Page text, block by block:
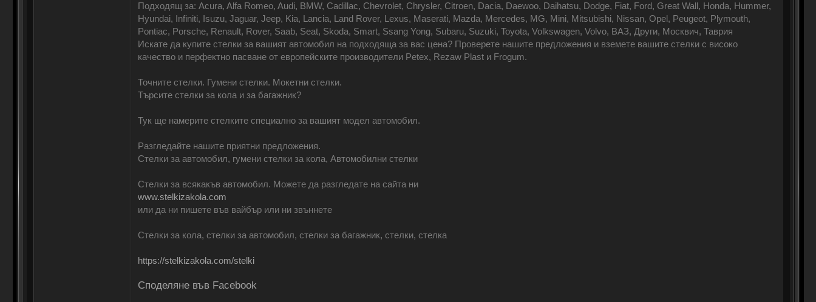
Подходящ за: Acura, Alfa Romeo, Audi, BMW, Cadillac, Chevrolet, Chrysler, Citroen, Dacia, Daewoo, Daihatsu, Dodge, Fiat, Ford, Great Wall, Honda, Hummer,
Hyundai, Infiniti, Isuzu, Jaguar, Jeep, Kia, Lancia, Land Rover, Lexus, Maserati, Mazda, Mercedes, MG, Mini, Mitsubishi, Nissan, Opel, Peugeot, Plymouth,
Pontiac, Porsche, Renault, Rover, Saab, Seat, Skoda, Smart, Ssang Yong, Subaru, Suzuki, Toyota, Volkswagen, Volvo, ВАЗ, Други, Москвич, Таврия
Искате да купите стелки за вашият автомобил на подходяща за вас цена? Проверете нашите предложения и вземете вашите стелки с високо
качество и перфектно пасване от европейските производители Petex, Rezaw Plast и Frogum.
Точните стелки. Гумени стелки. Мокетни стелки.
Търсите стелки за кола и за багажник?
Тук ще намерите стелките специално за вашият модел автомобил.
Разгледайте нашите приятни предложения.
Стелки за автомобил, гумени стелки за кола, Автомобилни стелки
Стелки за всякакъв автомобил. Можете да разгледате на сайта ни
www.stelkizakola.com
или да ни пишете във вайбър или ни звъннете
Стелки за кола, стелки за автомобил, стелки за багажник, стелки, стелка
https://stelkizakola.com/stelki
Споделяне във Facebook